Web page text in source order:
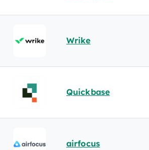
Wrike
Quickbase
airfocus